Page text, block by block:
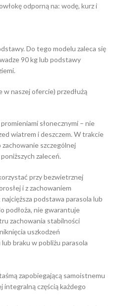
odporną na: wodę, kurz i
Do tego modelu zaleca się
90 kg lub podstawy
naszej ofercie) przedłużą
słonecznymi – nie
wiatrem i deszczem. W trakcie
szczególnej
zaleceń.
przy bezwietrznej
i z zachowaniem
podstawa parasola lub
podłoża, nie gwarantuje
zachowania stabilności
uszkodzeń
braku w pobliżu parasola
zapobiegającą samoistnemu
integralną częścią każdego